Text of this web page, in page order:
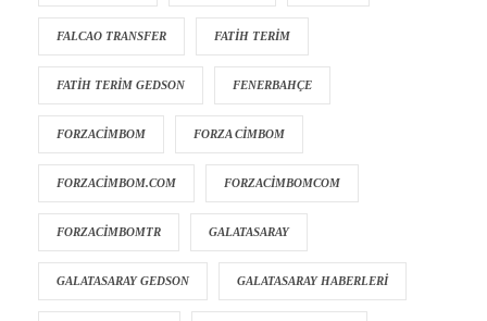
FALCAO TRANSFER FATIH TERIM
FATIH TERIM GEDSON FENERBAHÇE
FORZACIMBOM FORZA CIMBOM
FORZACIMBOM.COM FORZACIMBOMCOM
FORZACIMBOMTR GALATASARAY
GALATASARAY GEDSON GALATASARAY HABERLERI